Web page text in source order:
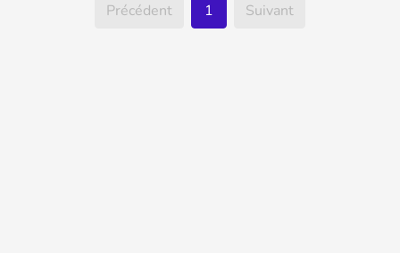
Précédent 1 Suivant